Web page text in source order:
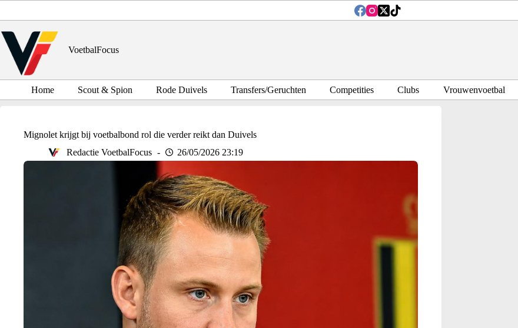
inhoud
VoetbalFocus
Home Scout & Spion Rode Duivels Transfers/Geruchten Competities Clubs Vrouwenvoetbal
Mignolet krijgt bij voetbalbond rol die verder reikt dan Duivels
Redactie VoetbalFocus
26/05/2026 23:19